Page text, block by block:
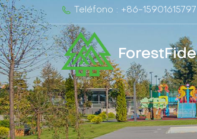
Teléfono : +86-15901615797
ForestFide